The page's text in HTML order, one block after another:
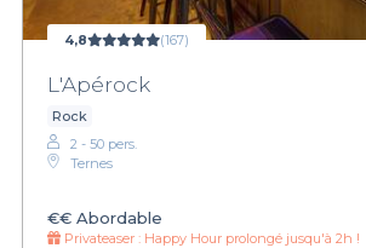
4,8 (167)
L'Apérock
Rock
2 - 50 pers.
Ternes
€€ Abordable
Privateaser : Happy Hour prolongé jusqu'à 2h !